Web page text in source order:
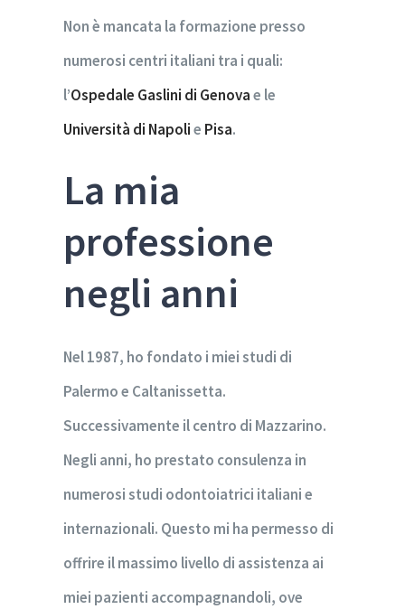
Non è mancata la formazione presso
numerosi centri italiani tra i quali:
l’Ospedale Gaslini di Genovae le
Università di Napolie Pisa.
La mia
professione
negli anni
Nel 1987, ho fondato i miei studi di
Palermo e Caltanissetta.
Successivamente il centro di Mazzarino.
Negli anni, ho prestato consulenza in
numerosi studi odontoiatrici italiani e
internazionali. Questo mi ha permesso di
offrire il massimo livello di assistenza ai
miei pazienti accompagnandoli, ove